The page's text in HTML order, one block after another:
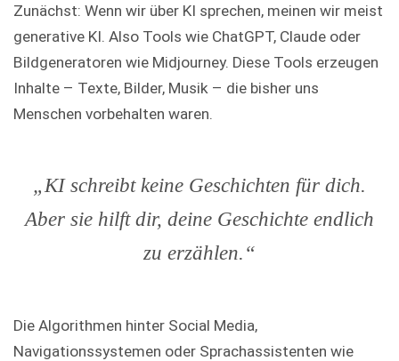
Zunächst: Wenn wir über KI sprechen, meinen wir meist
generative KI. Also Tools wie ChatGPT, Claude oder
Bildgeneratoren wie Midjourney. Diese Tools erzeugen
Inhalte – Texte, Bilder, Musik – die bisher uns
Menschen vorbehalten waren.
„KI schreibt keine Geschichten für dich.
Aber sie hilft dir, deine Geschichte endlich
zu erzählen.“
Die Algorithmen hinter Social Media,
Navigationssystemen oder Sprachassistenten wie